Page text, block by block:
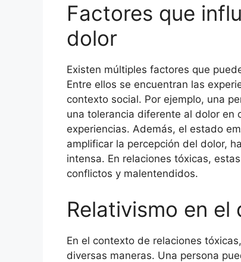
Factores que
dolor
Existen múltiples factores que
Entre ellos se encuentran las
contexto social. Por ejemplo, una
una tolerancia diferente al dolor en
experiencias. Además, el estado
amplificar la percepción del dolor,
intensa. En relaciones tóxicas,
conflictos y malentendidos.
Relativismo en
En el contexto de relaciones
diversas maneras. Una persona